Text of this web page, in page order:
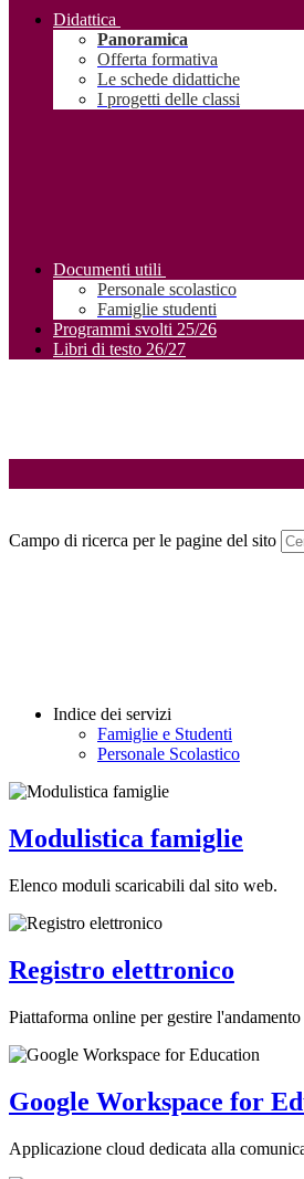
Didattica
Panoramica
Offerta formativa
Le schede didattiche
I progetti delle classi
Documenti utili
Personale scolastico
Famiglie studenti
Programmi svolti 25/26
Libri di testo 26/27
Campo di ricerca per le pagine del sito
Indice dei servizi
Famiglie e Studenti
Personale Scolastico
Modulistica famiglie
Elenco moduli scaricabili dal sito web.
Registro elettronico
Piattaforma online per gestire
Google Workspace for
Applicazione cloud dedicata alla